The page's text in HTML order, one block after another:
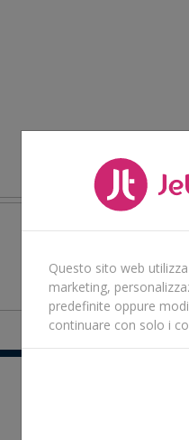
Questo sito web
marketing,
predefinite oppure
continuare con solo i